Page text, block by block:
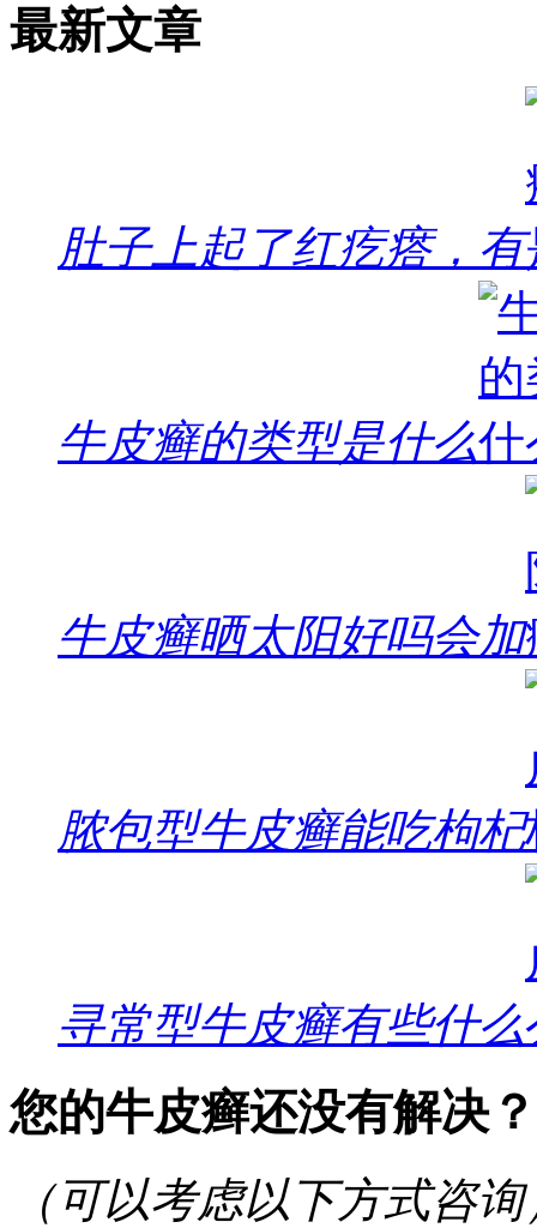
最新文章
肚子上起了红疙瘩，有
牛皮癣的类型是什么
牛皮癣晒太阳好吗会加
脓包型牛皮癣能吃枸杞
寻常型牛皮癣有些什么
您的牛皮癣还没有解决？
（可以考虑以下方式咨询